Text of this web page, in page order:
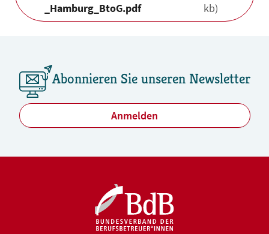
_Hamburg_BtoG.pdf
kb)
Abonnieren Sie unseren Newsletter
Anmelden